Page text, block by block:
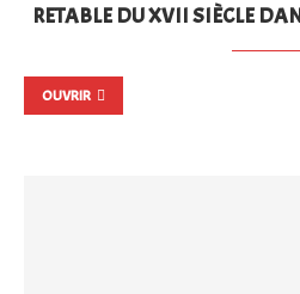
RETABLE DU XVII SIÈCLE
OUVRIR